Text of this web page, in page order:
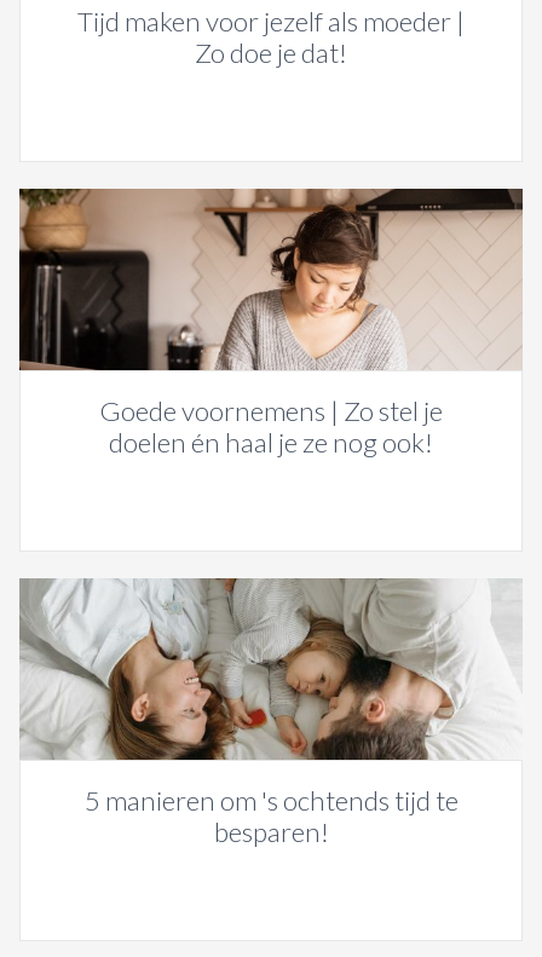
Tijd maken voor jezelf als moeder |
Zo doe je dat!
Goede voornemens | Zo stel je
doelen én haal je ze nog ook!
5 manieren om 's ochtends tijd te
besparen!